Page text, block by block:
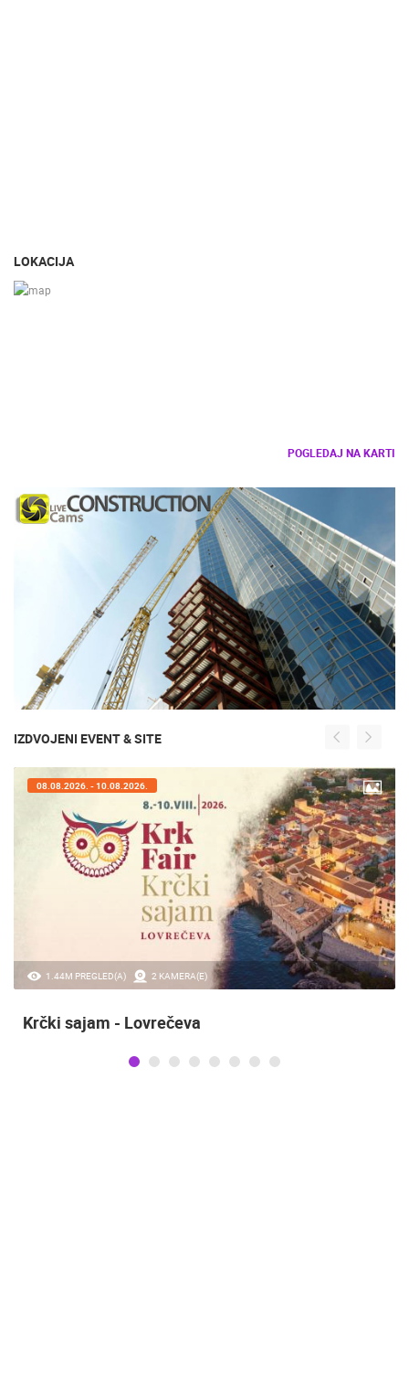
LOKACIJA
POGLEDAJ NA KARTI
IZDVOJENI EVENT & SITE
1.44M PREGLED(A) 2 KAMERA(E)
08.08.2026. - 10.08.2026.
Krčki sajam - Lovrečeva